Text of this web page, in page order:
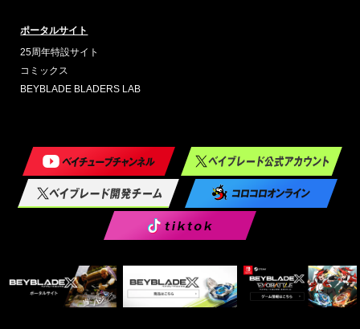
ポータルサイト
25周年特設サイト
コミックス
BEYBLADE BLADERS LAB